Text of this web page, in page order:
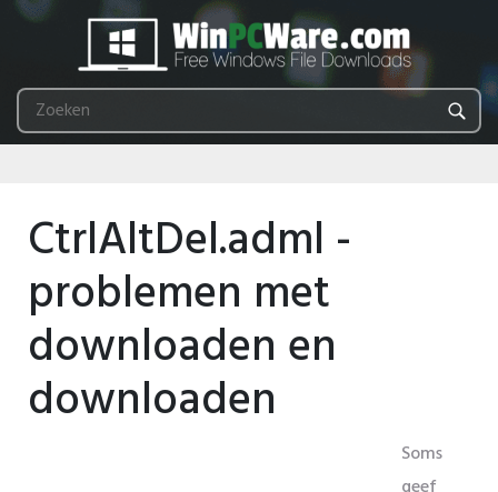
CtrlAltDel.adml -
problemen met
downloaden en
downloaden
Soms